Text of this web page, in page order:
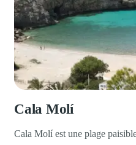
Cala Molí
Cala Molí est une plage